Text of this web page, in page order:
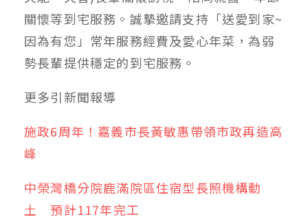
關懷等到宅服務。誠摯邀請支持「送愛到家~
因為有您」常年服務經費及愛心年菜，為弱
勢長輩提供穩定的到宅服務。
更多引新聞報導
施政6周年！嘉義市長黃敏惠帶領市政再造高
峰
中榮灣橋分院鹿滿院區住宿型長照機構動
土 預計117年完工